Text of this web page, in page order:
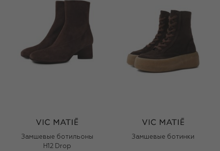
Замшевые ботильоны
H12 Drop
Замшевые ботинки